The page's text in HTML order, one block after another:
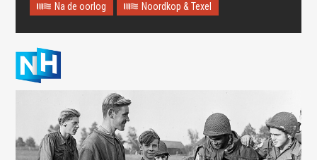
This page didn't load Google Maps correctly. See the
JavaScript console for technical details.
Na de oorlog Noordkop & Texel